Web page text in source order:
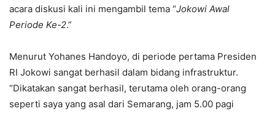
acara diskusi kali ini mengambil tema “Jokowi Awal
Periode Ke-2.”
Menurut Yohanes Handoyo, di periode pertama Presiden
RI Jokowi sangat berhasil dalam bidang infrastruktur.
“Dikatakan sangat berhasil, terutama oleh orang-orang
seperti saya yang asal dari Semarang, jam 5.00 pagi